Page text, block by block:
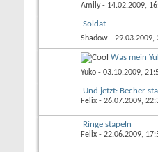
Amily- 14.02.2009,
Soldat
Shadow - 29.03.2009,
Was mein
Yuko - 03.10.2009,
Und jetzt: Becher
Felix - 26.07.2009,
Ringe stapeln
Felix - 22.06.2009,